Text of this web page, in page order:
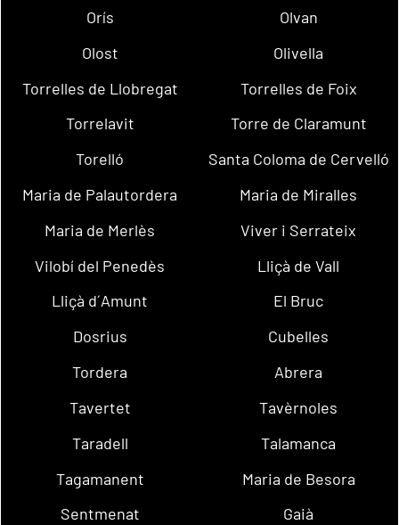
Orís
Olvan
Olost
Olivella
Torrelles de Llobregat
Torrelles de Foix
Torrelavit
Torre de Claramunt
Torelló
Santa Coloma de Cervelló
Maria de Palautordera
Maria de Miralles
Maria de Merlès
Viver i Serrateix
Vilobí del Penedès
Lliçà de Vall
Lliçà d´Amunt
El Bruc
Dosrius
Cubelles
Tordera
Abrera
Tavertet
Tavèrnoles
Taradell
Talamanca
Tagamanent
Maria de Besora
Sentmenat
Gaià